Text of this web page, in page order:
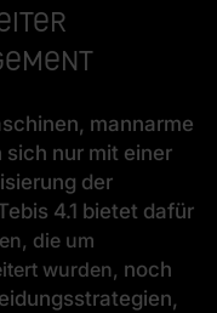
mannarme
sich nur mit einer
der
4.1 bietet dafür
die um
wurden, noch